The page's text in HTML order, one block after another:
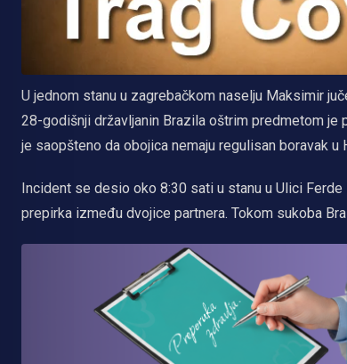
U jednom stanu u zagrebačkom naselju Maksimir
28-godišnji državljanin Brazila oštrim predmetom
je saopšteno da obojica nemaju regulisan boravak u
Incident se desio oko 8:30 sati u stanu u Ulici
prepirka između dvojice partnera. Tokom sukoba